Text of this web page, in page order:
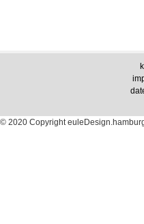
© 2020 Copyright